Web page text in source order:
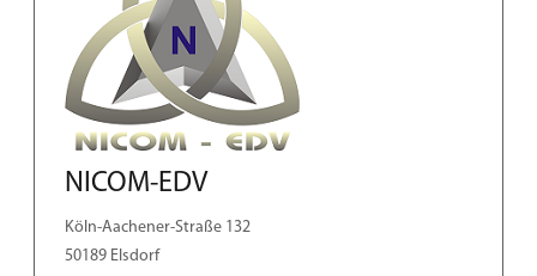
NICOM-EDV
Köln-Aachener-Straße 132
50189 Elsdorf